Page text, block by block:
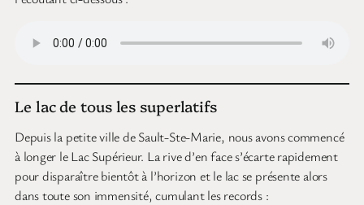
Le lac de tous les superlatifs
Depuis la petite ville de Sault-Ste-Marie, nous avons commencé
à longer le Lac Supérieur. La rive d’en face s’écarte rapidement
pour disparaître bientôt à l’horizon et le lac se présente alors
dans toute son immensité, cumulant les records :